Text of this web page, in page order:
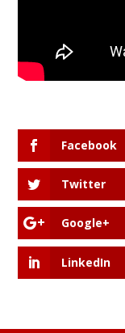
Facebook
Twitter
Google+
LinkedIn